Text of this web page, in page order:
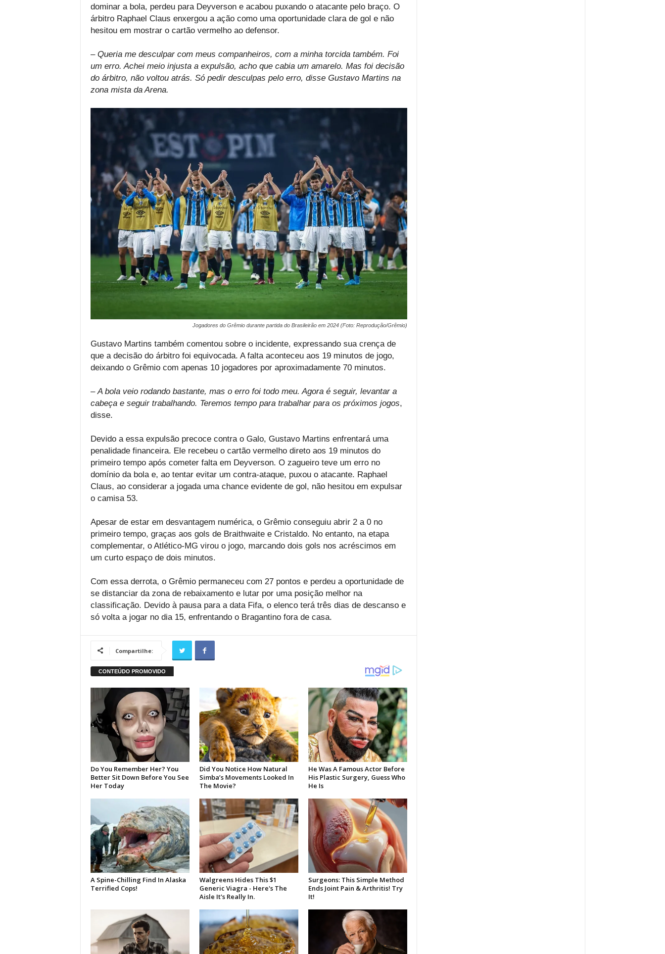
dominar a bola, perdeu para Deyverson e acabou puxando o atacante pelo braço. O
árbitro Raphael Claus enxergou a ação como uma oportunidade clara de gol e não
hesitou em mostrar o cartão vermelho ao defensor.
– Queria me desculpar com meus companheiros, com a minha torcida também. Foi
um erro. Achei meio injusta a expulsão, acho que cabia um amarelo. Mas foi decisão
do árbitro, não voltou atrás. Só pedir desculpas pelo erro, disse Gustavo Martins na
zona mista da Arena.
Jogadores do Grêmio durante partida do Brasileirão em 2024 (Foto: Reprodução/Grêmio)
Gustavo Martins também comentou sobre o incidente, expressando sua crença de
que a decisão do árbitro foi equivocada. A falta aconteceu aos 19 minutos de jogo,
deixando o Grêmio com apenas 10 jogadores por aproximadamente 70 minutos.
–A bola veio rodando bastante, mas o erro foi todo meu. Agora é seguir, levantar a
cabeça e seguir trabalhando. Teremos tempo para trabalhar para os próximos jogos,
disse.
Devido a essa expulsão precoce contra o Galo, Gustavo Martins enfrentará uma
penalidade financeira. Ele recebeu o cartão vermelho direto aos 19 minutos do
primeiro tempo após cometer falta em Deyverson. O zagueiro teve um erro no
domínio da bola e, ao tentar evitar um contra-ataque, puxou o atacante. Raphael
Claus, ao considerar a jogada uma chance evidente de gol, não hesitou em expulsar
o camisa 53.
Apesar de estar em desvantagem numérica, o Grêmio conseguiu abrir 2 a 0 no
primeiro tempo, graças aos gols de Braithwaite e Cristaldo. No entanto, na etapa
complementar, o Atlético-MG virou o jogo, marcando dois gols nos acréscimos em
um curto espaço de dois minutos.
Com essa derrota, o Grêmio permaneceu com 27 pontos e perdeu a oportunidade de
se distanciar da zona de rebaixamento e lutar por uma posição melhor na
classificação. Devido à pausa para a data Fifa, o elenco terá três dias de descanso e
só volta a jogar no dia 15, enfrentando o Bragantino fora de casa.
Compartilhe: